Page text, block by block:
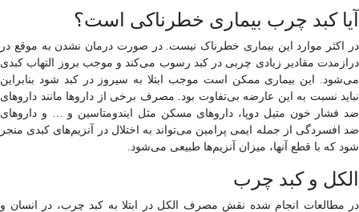
آیا کبد چرب بیماری خطرناکی است؟
در اکثر موارد این بیماری خطرناک نیست. در صورت درمان نشدن به موقع در
درازمدت مقادیر زیادی چربی در کبد رسوب می‌کند و موجب بروز التهاب کبدی
می‌شود. این بیماری ممکن است موجب ابتلا به سیروز در کبد شود بنابراین
نباید نسبت به این عارضه بی‌تفاوت بود. مصرف برخی از داروها مانند داروهای
ضد فشار خون متیل دوپا، داروهای مسکن مثل ایندومتاسین و … و داروهای
ضد افسردگی از جمله ایمی پرامین می‌تواند به اختلال در آنزیم‌های کبدی منجر
شود که با قطع آنها، میزان آنزیم‌ها طبیعی می‌شود.
الکل و کبد چرب
در مطالعات انجام شده نقش مصرف الکل در ابتلا به کبد چرب، در انسان و